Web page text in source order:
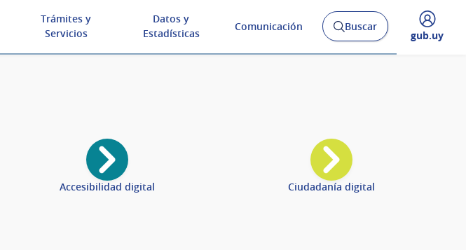
Trámites y
Servicios
Datos y
Estadísticas
Comunicación
AbrirBuscar
Desplegar
gub.uy
Accesibilidad digital Ciudadanía digital